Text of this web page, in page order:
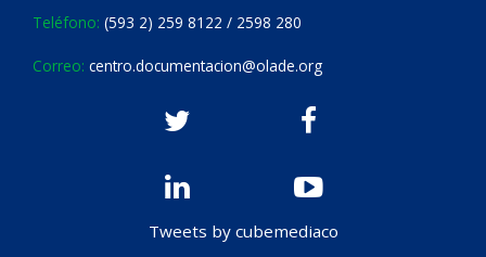
Teléfono: (593 2) 259 8122 / 2598 280
Correo: centro.documentacion@olade.org
Tweets by cubemediaco